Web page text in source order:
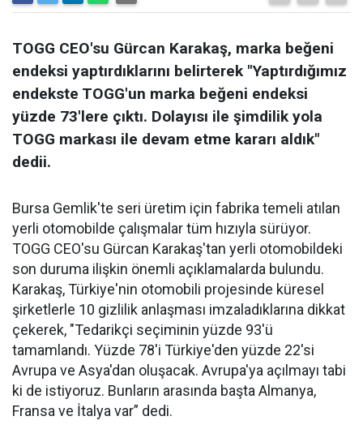
TOGG CEO'su Gürcan Karakaş, marka beğeni
endeksi yaptırdıklarını belirterek "Yaptırdığımız
endekste TOGG'un marka beğeni endeksi
yüzde 73'lere çıktı. Dolayısı ile şimdilik yola
TOGG markası ile devam etme kararı aldık"
dedii.
Bursa Gemlik'te seri üretim için fabrika temeli atılan
yerli otomobilde çalışmalar tüm hızıyla sürüyor.
TOGG CEO'su Gürcan Karakaş'tan yerli otomobildeki
son duruma ilişkin önemli açıklamalarda bulundu.
Karakaş, Türkiye'nin otomobili projesinde küresel
şirketlerle 10 gizlilik anlaşması imzaladıklarına dikkat
çekerek, "Tedarikçi seçiminin yüzde 93'ü
tamamlandı. Yüzde 78'i Türkiye'den yüzde 22'si
Avrupa ve Asya'dan oluşacak. Avrupa'ya açılmayı tabi
ki de istiyoruz. Bunların arasında başta Almanya,
Fransa ve İtalya var” dedi.